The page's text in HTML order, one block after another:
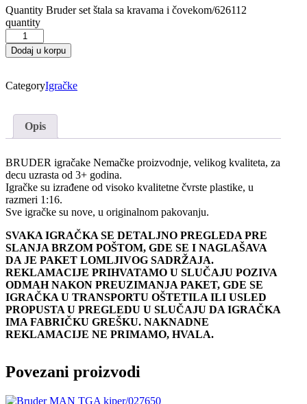
Quantity Bruder set štala sa kravama i čovekom/626112
quantity
Dodaj u korpu
CategoryIgračke
Opis
BRUDER igračake Nemačke proizvodnje, velikog kvaliteta, za
decu uzrasta od 3+ godina.
Igračke su izrađene od visoko kvalitetne čvrste plastike, u
razmeri 1:16.
Sve igračke su nove, u originalnom pakovanju.
SVAKA IGRAČKA SE DETALJNO PREGLEDA PRE
SLANJA BRZOM POŠTOM, GDE SE I NAGLAŠAVA
DA JE PAKET LOMLJIVOG SADRŽAJA.
REKLAMACIJE PRIHVATAMO U SLUČAJU POZIVA
ODMAH NAKON PREUZIMANJA PAKET, GDE SE
IGRAČKA U TRANSPORTU OŠTETILA ILI USLED
PROPUSTA U PREGLEDU U SLUČAJU DA IGRAČKA
IMA FABRIČKU GREŠKU. NAKNADNE
REKLAMACIJE NE PRIMAMO, HVALA.
Povezani proizvodi